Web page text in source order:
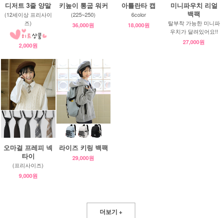
디저트 3줄 양말
(12세이상 프리사이
즈)
2,000원
키높이 통굽 워커
(225~250)
36,000원
아틀란타 캡
6color
18,000원
미니파우치 리얼
백팩
탈부착 가능한 미니파
우치가 달려있어요!!
27,000원
오마걸 프레피 넥
타이
(프리사이즈)
9,000원
라이즈 키링 백팩
29,000원
더보기 +